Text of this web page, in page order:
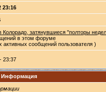
23:16
Колорадо, затянувшиеся "полторы
в этом форуме
активных сообщений пользователя )
23:37
Информация